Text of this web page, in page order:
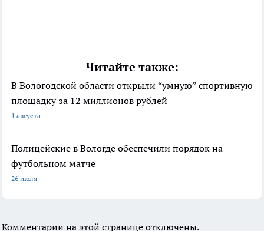
Читайте также:
В Вологодской области открыли “умную” спортивную
площадку за 12 миллионов рублей
1 августа
Полицейские в Вологде обеспечили порядок на
футбольном матче
26 июля
Комментарии на этой странице отключены.